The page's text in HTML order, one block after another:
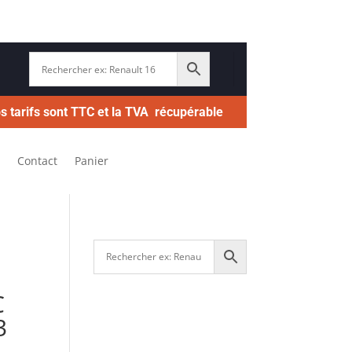
tarifs sont TTC et la TVA récupérable
Contact Panier